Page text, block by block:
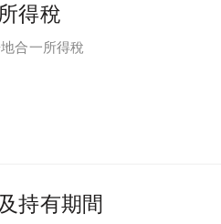
得稅
合一所得稅
持有期間